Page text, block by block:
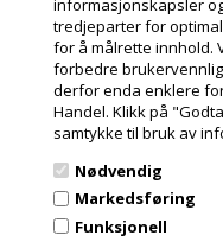
informasjonskapsler
tredjeparter for
for å målrette innhold.
forbedre
derfor enda enklere
Handel. Klikk på
samtykke til bruk av
Nødvendig
Markedsføring
Funksjonell
Email: